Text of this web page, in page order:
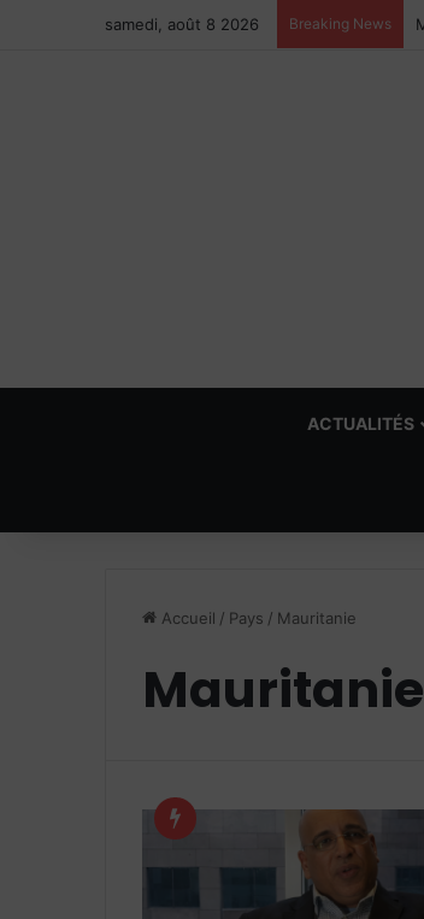
samedi, août 8 2026 Breaking News
ACTUALITÉS
Accueil / Pays / Mauritanie
Mauritanie